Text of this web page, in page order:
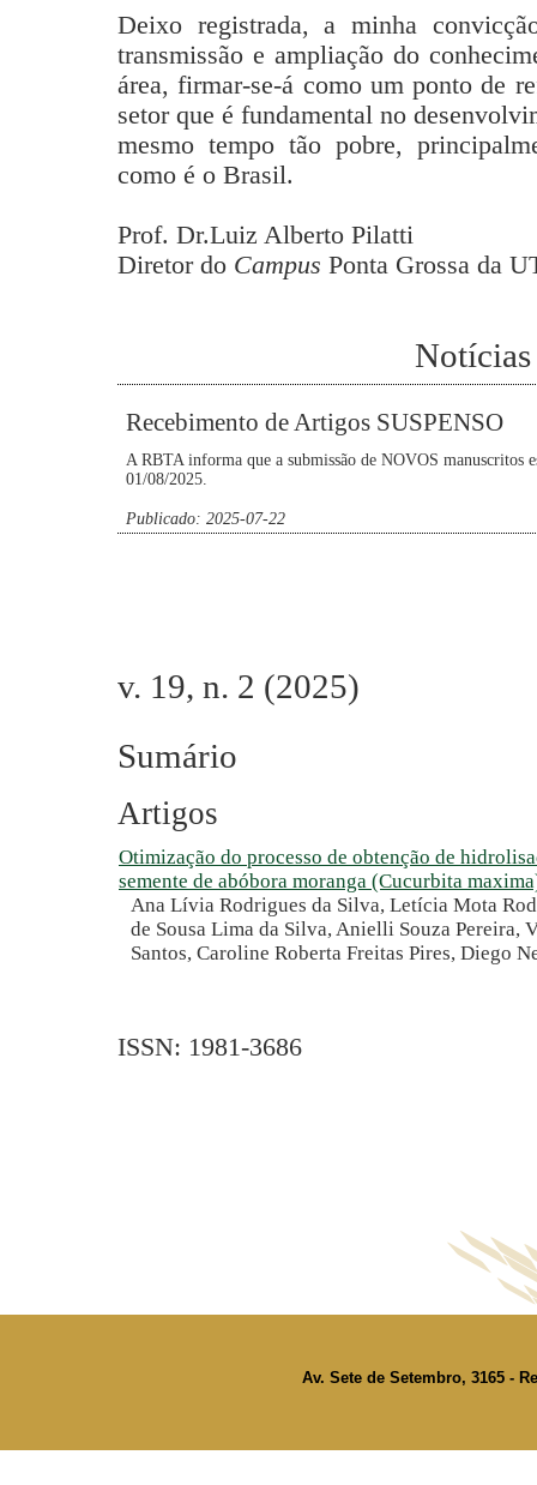
Deixo registrada, a minha
transmissão e ampliação do
área, firmar-se-á como um ponto de
setor que é fundamental no
mesmo tempo tão pobre,
como é o Brasil.
Prof. Dr.Luiz Alberto Pilatti
Diretor do Campus Ponta Grossa da
Notícias
Recebimento de Artigos SUSPENSO
A RBTA informa que a submissão de NOVOS manuscritos
01/08/2025.
Publicado: 2025-07-22
v. 19, n. 2 (2025)
Sumário
Artigos
Otimização do processo de obtenção de
semente de abóbora moranga (Cucurbita
Ana Lívia Rodrigues da Silva, Letícia Mota
de Sousa Lima da Silva, Anielli Souza Pereira,
Santos, Caroline Roberta Freitas Pires, Diego
ISSN: 1981-3686
Av. Sete de Setembro, 3165 -